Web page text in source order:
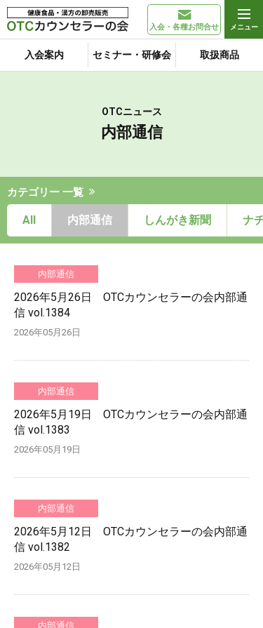
入会・各種お問合せ
入会案内 セミナー・研修会 取扱商品
OTCニュース
内部通信
カテゴリー 一覧
All 内部通信 しんがき新聞 ナ
内部通信
2026年5月26日 OTCカウンセラーの会内部通
信 vol.1384
2026年05月26日
内部通信
2026年5月19日 OTCカウンセラーの会内部通
信 vol.1383
2026年05月19日
内部通信
2026年5月12日 OTCカウンセラーの会内部通
信 vol.1382
2026年05月12日
内部通信